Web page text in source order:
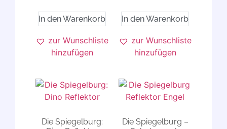
In den Warenkorb
zur Wunschliste
hinzufügen
In den Warenkorb
zur Wunschliste
hinzufügen
Die Spiegelburg:
Die Spiegelburg –